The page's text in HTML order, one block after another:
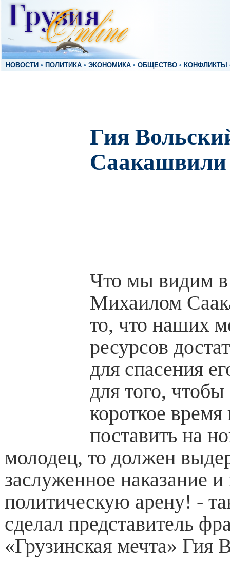
НОВОСТИ • ПОЛИТИКА • ЭКОНОМИКА • ОБЩЕСТВО • КОНФЛИКТЫ
Гия
Саакашвили
Что мы видим в
Михаилом
то, что наших
ресурсов
для спасения
для того, чтобы
короткое
поставить на
молодец, то должен
заслуженное наказание
политическую арену! -
сделал представитель
«Грузинская мечта» Гия